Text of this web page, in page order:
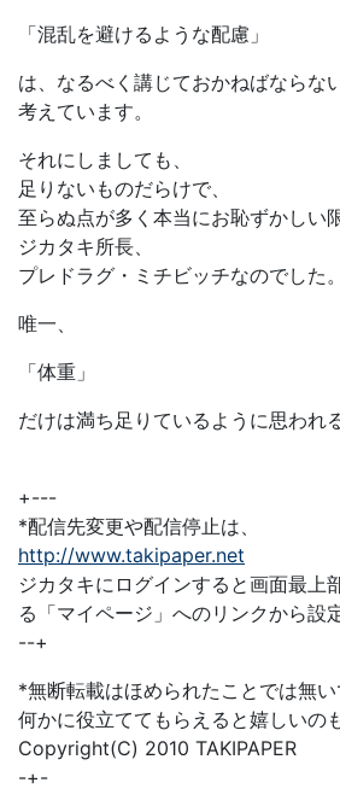
「混乱を避けるような配慮」
は、なるべく講じておかねばならない
考えています。
それにしましても、
足りないものだらけで、
至らぬ点が多く本当にお恥ずかしい
ジカタキ所長、
プレドラグ・ミチビッチなのでした。
唯一、
「体重」
だけは満ち足りているように思われ
+---
*配信先変更や配信停止は、
http://www.takipaper.net
ジカタキにログインすると画面最上
る「マイページ」へのリンクから設
--+
*無断転載はほめられたことでは無
何かに役立ててもらえると嬉しいの
Copyright(C) 2010 TAKIPAPER
-+-